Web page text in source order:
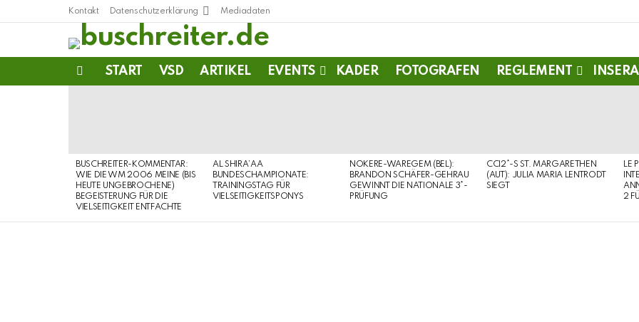
Kontakt Datenschutzerklärung Mediadaten
START VSD ARTIKEL EVENTS KADER FOTOGRAFEN REGLEMENT
BUSCHREITER-KOMMENTAR:
WIE DIE WM 2006 MEINE (BIS
HEUTE UNGEBROCHENE)
BEGEISTERUNG FÜR DIE
VIELSEITIGKEIT ENTFACHTE
AL SHIRA’AA
BUNDESCHAMPIONATE:
TRAININGSTAG FÜR
VIELSEITIGKEITSPONYS
NOKERE-WAREGEM (BEL):
BRANDON SCHÄFER-GEHRAU
GEWINNT DIE NATIONALE 3*-
PRÜFUNG
CCI2*-S ST. MARGARETHEN
(AUT): JULIA MARIA LENTRODT
SIEGT
LE
2